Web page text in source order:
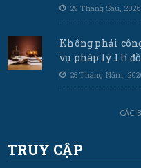
29 Tháng Sáu, 2026
Không phải
vụ pháp lý 1 tỉ
25 Tháng Năm,
CÁC
TRUY CẬP